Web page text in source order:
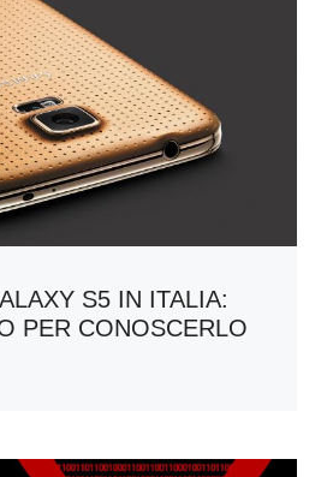
S5 IN ITALIA:
PER CONOSCERLO